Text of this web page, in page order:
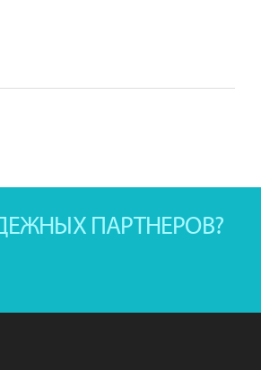
ПАРТНЕРОВ?